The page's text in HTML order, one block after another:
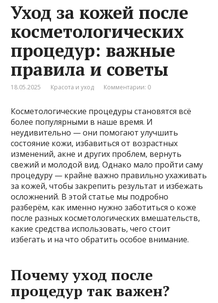
Уход за кожей после
косметологических
процедур: важные
правила и советы
18.05.2025 Красота и уход Комментарии: 0
Косметологические процедуры становятся всё
более популярными в наше время. И
неудивительно — они помогают улучшить
состояние кожи, избавиться от возрастных
изменений, акне и других проблем, вернуть
свежий и молодой вид. Однако мало пройти саму
процедуру — крайне важно правильно ухаживать
за кожей, чтобы закрепить результат и избежать
осложнений. В этой статье мы подробно
разберём, как именно нужно заботиться о коже
после разных косметологических вмешательств,
какие средства использовать, чего стоит
избегать и на что обратить особое внимание.
Почему уход после
процедур так важен?